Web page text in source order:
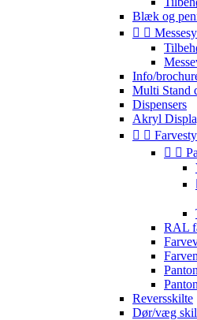
Blæk og
 
Info/
Multi Stand
Dispensers
Akryl
 
 
RAL
Reversskilte
Dør/væg